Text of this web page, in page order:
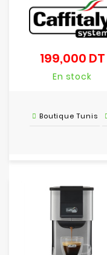
199,000 DT
En stock
Boutique Tunis